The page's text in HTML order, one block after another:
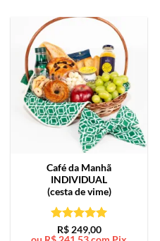
Café da Manhã
INDIVIDUAL
(cesta de vime)
Avaliação5
R$249,00